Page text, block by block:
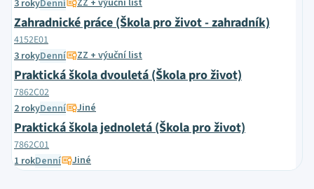
3 rokyDenní ZZ + výuční list
Zahradnické práce (Škola pro život - zahradník)
4152E01
3 rokyDenní ZZ + výuční list
Praktická škola dvouletá (Škola pro život)
7862C02
2 rokyDenní Jiné
Praktická škola jednoletá (Škola pro život)
7862C01
1 rokDenní Jiné